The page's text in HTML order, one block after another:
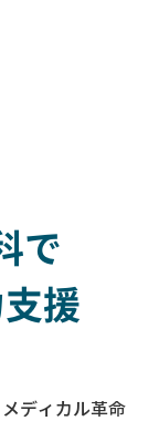
で
援
ディカル革命